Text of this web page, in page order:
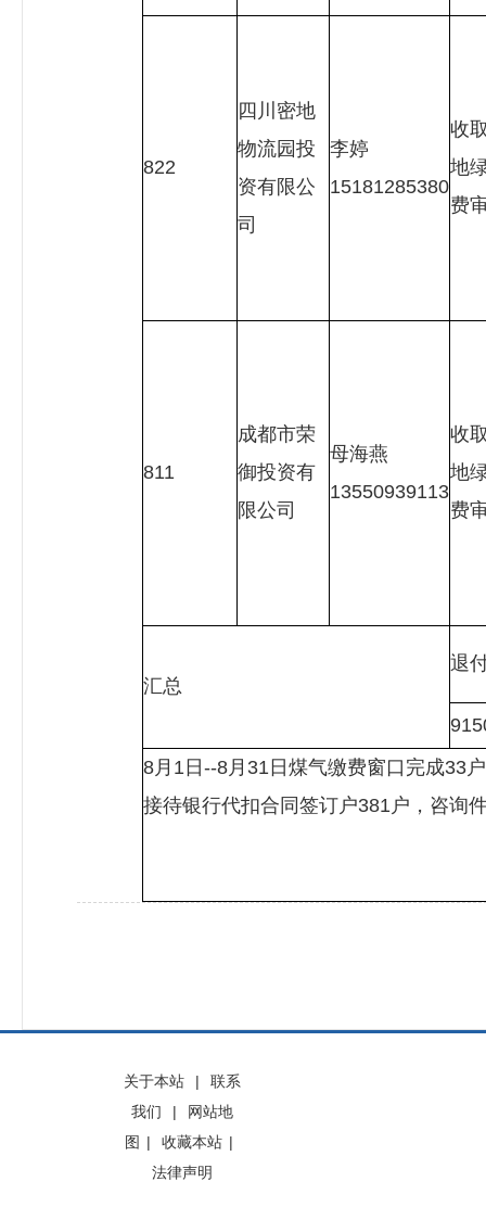
822
四川密地
物流园投
资有限公
司
李婷
15181285380
收
地
费
811
成都市荣
御投资有
限公司
母海燕
13550939113
收
地
费
汇总
退
8月1日--8月31日煤气缴费窗口完成33
接待银行代扣合同签订户381户，咨询
关于本站 |
联系
我们
|
网站地
图 | 收藏本站 |
法律声明